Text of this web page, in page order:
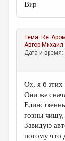
Вир
Тема: Re:
Автор Михаил
Дата и время:
Ох, я б этих
Они же
говны чищу,
Завидую
потому что